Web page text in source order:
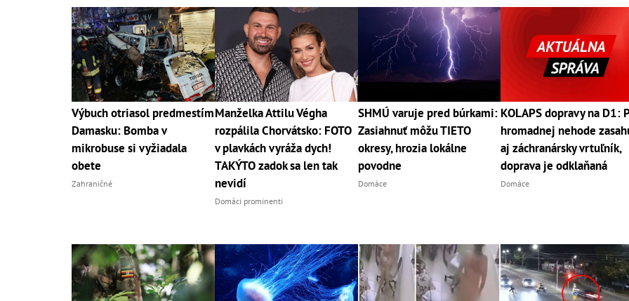
Výbuch otriasol predmestím
Damasku: Bomba v
mikrobuse si vyžiadala
obete
Zahraničné
Manželka Attilu Végha
rozpálila Chorvátsko: FOTO
v plavkách vyráža dych!
TAKÝTO zadok sa len tak
nevidí
Domáci prominenti
SHMÚ varuje pred búrkami:
Zasiahnuť môžu TIETO
okresy, hrozia lokálne
povodne
Domáce
KOLAPS dopravy na D1:
hromadnej nehode
aj záchranársky vrtuľník,
doprava je odklaňaná
Domáce